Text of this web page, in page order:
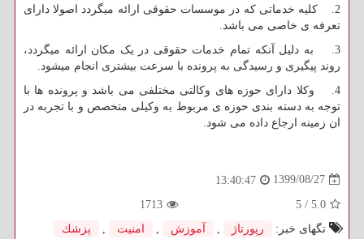
2. کلیه خدماتی که در موسسات حقوقی ارائه میگردد اصولا دارای
تعرفه ی خاصی می باشد.
3. به دلیل آنکه تمام خدمات حقوقی در یک مکان ارائه میگردد،
روند پیگیری و رسیدگی به پرونده با سرعت بیشتری انجام میشود.
4. وکلا دارای حوزه های وکالتی مختلفی می باشد و پرونده ها با
توجه به دسته بندی حوزه ی مربوط به وکیلی متخصص و با تجربه در
ان زمینه ارجاع داده می شود.
1399/08/27
13:40:47
5.0
/
5
1713
تگهای خبر:
رپورتاژ آموزش امنیت پزشك